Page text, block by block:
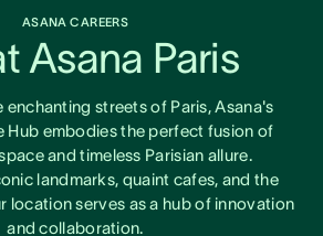
ASANA CAREERS
Asana Paris
enchanting streets of Paris, Asana's
Hub embodies the perfect fusion of
and timeless Parisian allure.
landmarks, quaint cafes, and the
location serves as a hub of innovation
and collaboration.